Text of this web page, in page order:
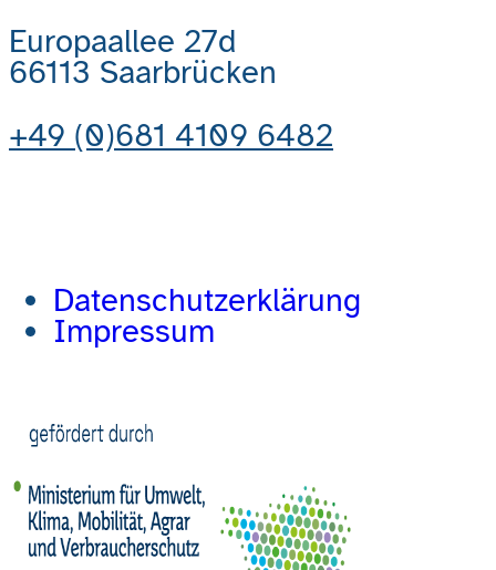
Europaallee 27d
66113 Saarbrücken
+49 (0)681 4109 6482
Datenschutzerklärung
Impressum